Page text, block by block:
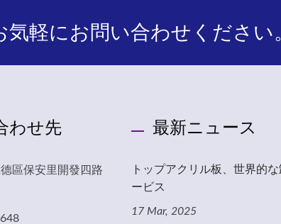
軽にお問い合わせください。
わせ先
區保安里開發四路
最新ニュース
トップアクリル板、世界的
ービス
17 Mar, 2025